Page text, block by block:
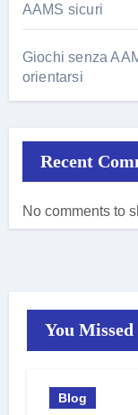
AAMS sicuri
Giochi senza
orientarsi
Recent
No comments to
You Missed
Blog